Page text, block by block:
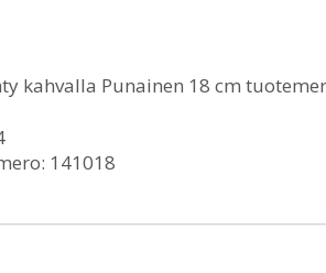
kahvalla Punainen 18 cm
141018